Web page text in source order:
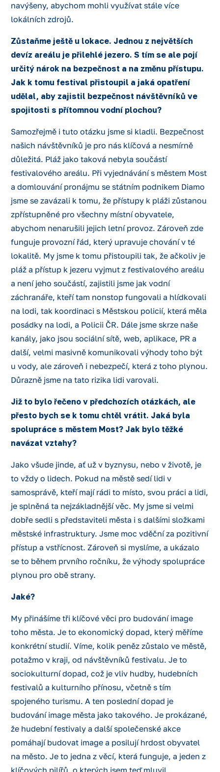
navýšeny, abychom mohli využívat stále více
lokálních zdrojů.
Zůstaňme ještě u lokace. Jednou z největších
devíz areálu je přilehlé jezero. S tím se ale pojí
určitý nárok na bezpečnost a na změnu přístupu.
Jak k tomu festival přistoupil a jaká opatření
udělal, aby zajistil bezpečnost návštěvníků ve
spojitosti s přítomnou vodní plochou?
Samozřejmě i tuto otázku jsme si kladli. Bezpečnost
našich návštěvníků je pro nás klíčová a nesmírně
důležitá. Pláž jako taková nebyla součástí
festivalového areálu. Při vyjednávání s městem Most
a domlouvání pronájmu se státním podnikem Diamo
jsme se zavázali k tomu, že přístupy k pláži zůstanou
zpřístupněné pro všechny místní obyvatele,
abychom nenarušili jejich letní provoz. Zároveň zde
funguje provozní řád, který upravuje chování v té
lokalitě. My jsme k tomu přistoupili tak, že ačkoliv je
pláž a přístup k jezeru vyjmut z festivalového areálu
a není jeho součástí, zajistili jsme jak vodní
záchranáře, kteří tam nonstop fungovali a hlídkovali
na lodi, tak koordinaci s Městskou policií, která měla
posádky na lodi, a Policii ČR. Dále jsme skrze naše
kanály, jako jsou sociální sítě, web, aplikace, PR a
další, velmi masivně komunikovali výhody toho být
u vody, ale zároveň i nebezpečí, která z toho plynou.
Důrazně jsme na tato rizika lidi varovali.
Již to bylo řečeno v předchozích otázkách, ale
přesto bych se k tomu chtěl vrátit. Jaká byla
spolupráce s městem Most? Jak bylo těžké
navázat vztahy?
Jako všude jinde, ať už v byznysu, nebo v životě, je
to vždy o lidech. Pokud na městě sedí lidi v
samosprávě, kteří mají rádi to místo, svou práci a lidi,
je splněná ta nejzákladnější věc. My jsme si velmi
dobře sedli s představiteli města i s dalšími složkami
městské infrastruktury. Jsme moc vděční za pozitivní
přístup a vstřícnost. Zároveň si myslíme, a ukázalo
se to během prvního ročníku, že výhody spolupráce
plynou pro obě strany.
Jaké?
My přinášíme tři klíčové věci pro budování image
toho města. Je to ekonomický dopad, který měříme
konkrétní studií. Víme, kolik peněz zůstalo ve městě,
potažmo v kraji, od návštěvníků festivalu. Je to
sociokulturní dopad, což je vliv hudby, hudebních
festivalů a kulturního přínosu, včetně s tím
spojeného turismu. A ten poslední dopad je
budování image města jako takového. Je prokázané,
že hudební festivaly a další společenské akce
pomáhají budovat image a posilují hrdost obyvatel
na město. Je to jedna z věcí, která funguje, a jeden z
klíčových pilířů, o kterých jsem teď mluvil.